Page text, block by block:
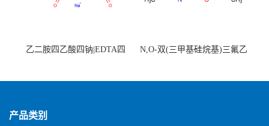
乙二胺四乙酸四钠|EDTA四
N,O-双(三甲基硅烷基)三氟乙
产品类别